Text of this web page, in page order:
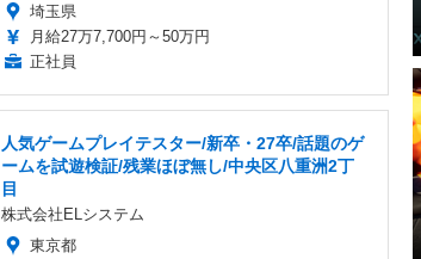
埼玉県
月給27万7,700円～50万円
正社員
人気ゲームプレイテスター/新卒・27卒/話題のゲ
ームを試遊検証/残業ほぼ無し/中央区八重洲2丁
目
株式会社ELシステム
東京都